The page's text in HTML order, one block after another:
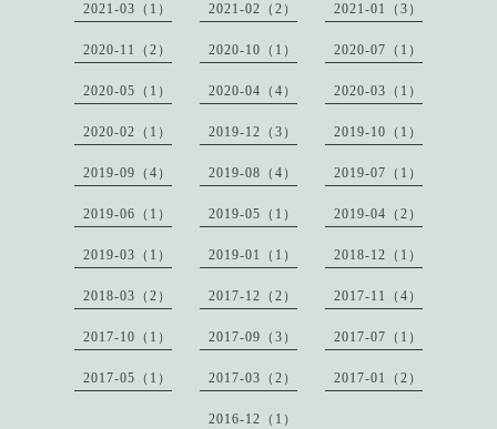
2021-03（1） 2021-02（2） 2021-01（3）
2020-11（2） 2020-10（1） 2020-07（1）
2020-05（1） 2020-04（4） 2020-03（1）
2020-02（1） 2019-12（3） 2019-10（1）
2019-09（4） 2019-08（4） 2019-07（1）
2019-06（1） 2019-05（1） 2019-04（2）
2019-03（1） 2019-01（1） 2018-12（1）
2018-03（2） 2017-12（2） 2017-11（4）
2017-10（1） 2017-09（3） 2017-07（1）
2017-05（1） 2017-03（2） 2017-01（2）
2016-12（1）